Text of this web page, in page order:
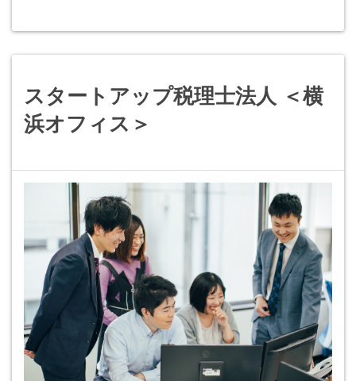
スタートアップ税理士法人 ＜横
浜オフィス＞